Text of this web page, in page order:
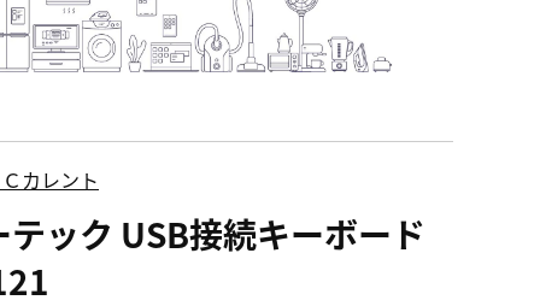
カレント
テック USB接続キーボード